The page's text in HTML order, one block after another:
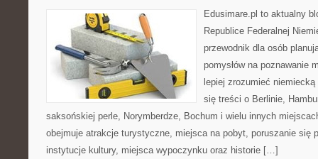
Edusimare.pl to aktualny
Republice Federalnej
przewodnik dla osób
pomysłów na poznawanie
lepiej zrozumieć
się treści o Berlinie,
saksońskiej perle, Norymberdze, Bochum i wielu innych
obejmuje atrakcje turystyczne, miejsca na pobyt, poruszanie się
instytucje kultury, miejsca wypoczynku oraz historie […]